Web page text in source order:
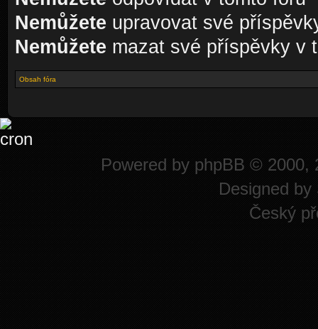
Nemůžete upravovat své
Nemůžete mazat své příspěvky v
Obsah fóra
Powered by phpBB © 2000,
Designed by
Český